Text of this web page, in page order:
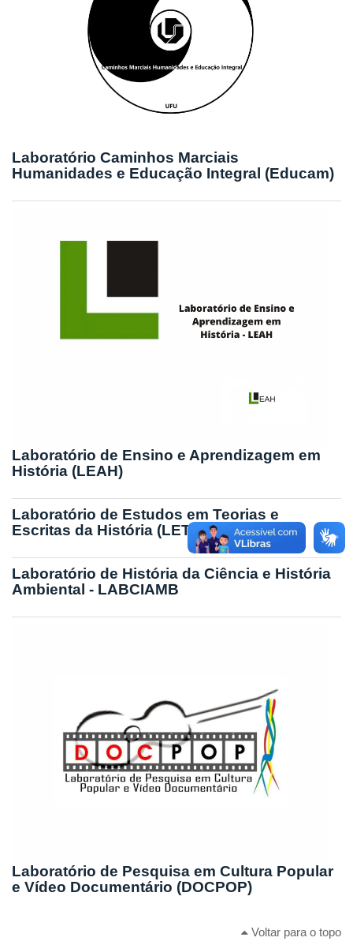
Laboratório Caminhos Marciais
Humanidades e Educação Integral (Educam)
Laboratório de Ensino e Aprendizagem em
História (LEAH)
Laboratório de Estudos em Teorias e
Escritas da História (LETEH)
Laboratório de História da Ciência e História
Ambiental - LABCIAMB
Laboratório de Pesquisa em Cultura Popular
e Vídeo Documentário (DOCPOP)
Voltar para o topo